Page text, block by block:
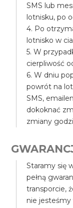
SMS lub
lotnisku, po
4. Po
lotnisko w
5. W
cierpliwość
6. W dniu
powrót na
SMS,
dokoknać
zmiany
Staramy się
pełną
transporcie,
nie jesteśmy